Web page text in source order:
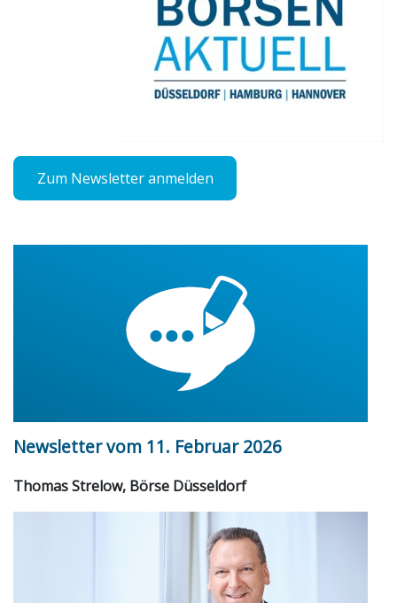
Zum Newsletter anmelden
Newsletter vom 11. Februar 2026
Thomas Strelow, Börse Düsseldorf